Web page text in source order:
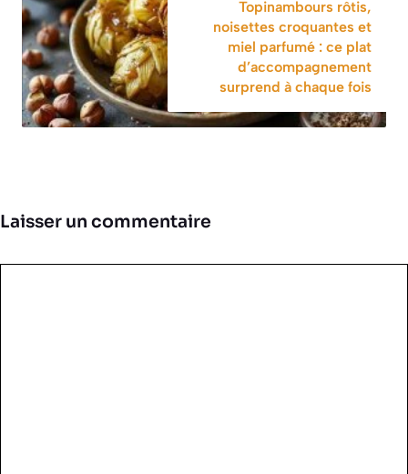
Topinambours rôtis,
noisettes croquantes et
miel parfumé : ce plat
d’accompagnement
surprend à chaque fois
Laisser un commentaire